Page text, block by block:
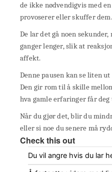
de ikke nødvendigvis med
provoserer eller skuffer dem.
De lar det gå noen
ganger lenger, slik at
affekt.
Denne pausen kan se liten
Den gir rom til å skille
hva gamle erfaringer får
Når du gjør det, blir du
eller si noe du senere må
Check this out
Du vil angre hvis du lar